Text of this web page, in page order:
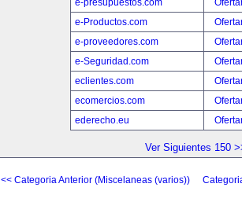
e-presupuestos.com
e-Productos.com
e-proveedores.com
e-Seguridad.com
eclientes.com
ecomercios.com
ederecho.eu
Ver Siguientes 150
<< Categoria Anterior (Miscelaneas (varios))